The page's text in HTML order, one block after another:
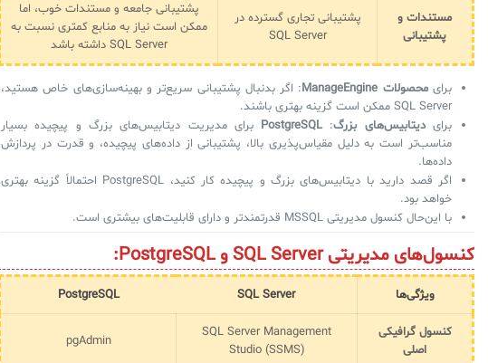
مستندات و
پشتیبانی
پشتیبانی تجاری گسترده در
SQL Server
پشتیبانی جامعه و مستندات خوب، اما
ممکن است نیاز به منابع کمتری نسبت به
SQL Server داشته باشد
برایمحصولات ManageEngine
: اگر بدنبال پشتیبانی سریع‌تر و بهینه‌سازی‌های خاص هستید،
SQL Server ممکن است گزینه بهتری باشند.
برایدیتابیس‌های بزرگ:
PostgreSQL برای مدیریت دیتابیس‌های بزرگ و پیچیده بسیار
مناسب‌تر است به دلیل مقیاس‌پذیری بالا، پشتیبانی از داده‌های پیچیده، و قدرت در پردازش
داده‌ها.
اگر قصد دارید با دیتابیس‌های بزرگ و پیچیده کار کنید، PostgreSQL احتمالاً گزینه بهتری
خواهد بود.
با این‌حال کنسول مدیریتی MSSQL قدرتمندتر و دارای قابلیت‌های بیشتری است.
کنسول‌های مدیریتی SQL Server و PostgreSQL:
ویژگی‌ها SQL Server
PostgreSQL
کنسول گرافیکی
اصلی
SQL Server Management
Studio (SSMS)
pgAdmin